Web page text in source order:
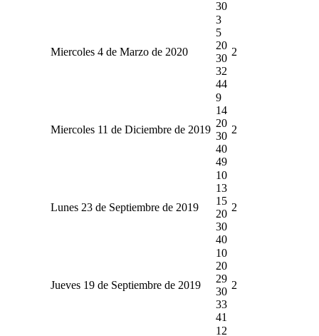
30
Miercoles 4 de Marzo de 2020
3
5
20
30
32
44
2
Miercoles 11 de Diciembre de 2019
9
14
20
30
40
49
2
Lunes 23 de Septiembre de 2019
10
13
15
20
30
40
2
Jueves 19 de Septiembre de 2019
10
20
29
30
33
41
2
12